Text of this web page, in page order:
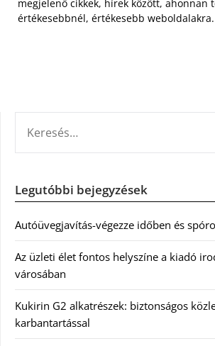
megjelenő cikkek, hírek között, ahonnan
értékesebbnél, értékesebb weboldalakra.
Legutóbbi bejegyzések
Autóüvegjavítás-végezze időben és
Az üzleti élet fontos helyszíne a kiadó
városában
Kukirin G2 alkatrészek: biztonságos
karbantartással